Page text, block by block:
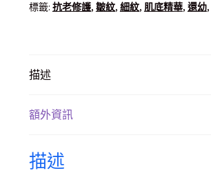
標籤: 抗老修護, 皺紋, 細紋, 肌底精華, 還幼,
描述
額外資訊
描述